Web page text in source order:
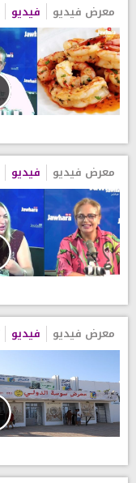
معرض فيديو فيديو
معرض فيديو فيديو
معرض فيديو فيديو